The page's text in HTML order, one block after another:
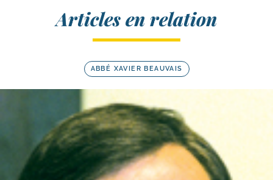
Articles en relation
ABBÉ XAVIER BEAUVAIS